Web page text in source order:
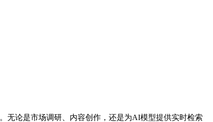
无论是市场调研、内容创作，还是为AI模型提供实时检索